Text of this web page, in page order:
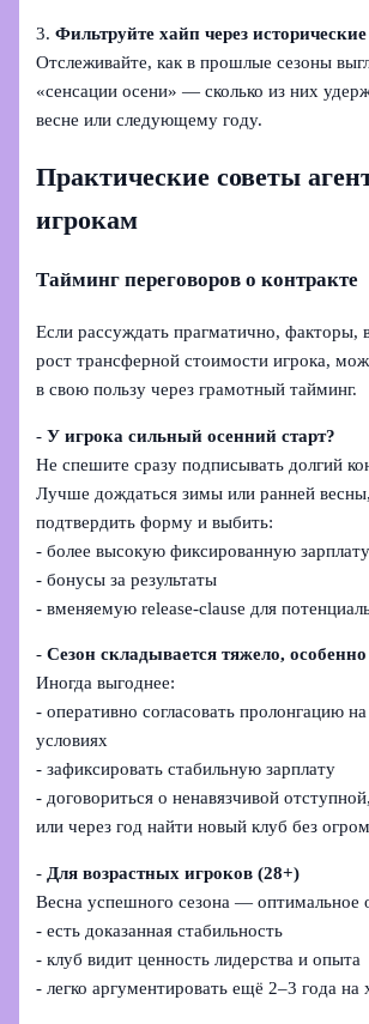
3.Фильтруйте хайп через
Отслеживайте, как в прошлые сезоны
«сенсации осени» — сколько из них
весне или следующему году.
Практические советы
игрокам
Тайминг переговоров о контракте
Если рассуждать прагматично, факторы,
рост трансферной стоимости игрока,
в свою пользу через грамотный тайминг.
-У игрока сильный осенний старт?
Не спешите сразу подписывать долгий
Лучше дождаться зимы или ранней
подтвердить форму и выбить:
- более высокую фиксированную зарплату
- бонусы за результаты
- вменяемую release-clause для
-Сезон складывается тяжело,
Иногда выгоднее:
- оперативно согласовать пролонгацию
условиях
- зафиксировать стабильную зарплату
- договориться о ненавязчивой
или через год найти новый клуб без
- Для возрастных игроков (28+)
Весна успешного сезона — оптимальное
- есть доказанная стабильность
- клуб видит ценность лидерства и опыта
- легко аргументировать ещё 2–3 года